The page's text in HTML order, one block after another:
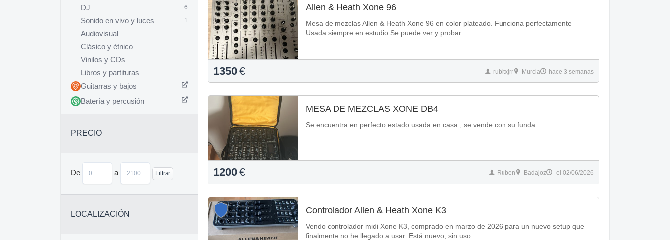
Allen & Heath Xone 96
Mesa de mezclas Allen & Heath Xone 96 en color plateado. Funciona perfectamente
Usada siempre en estudio Se puede ver y probar
1350€ rubitxjrr Murcia hace 3 semanas
MESA DE MEZCLAS XONE DB4
Se encuentra en perfecto estado usada en casa , se vende con su funda
1200€ Ruben Badajoz el 02/06/2026
Controlador Allen & Heath Xone K3
Vendo controlador midi Xone K3, comprado en marzo de 2026 para un nuevo setup que
finalmente no he llegado a usar. Está nuevo, sin uso.
6
DJ
1
Sonido en vivo y luces
Audiovisual
Clásico y étnico
Vinilos y CDs
Libros y partituras
Guitarras y bajos
Batería y percusión
PRECIO
De a Filtrar
LOCALIZACIÓN